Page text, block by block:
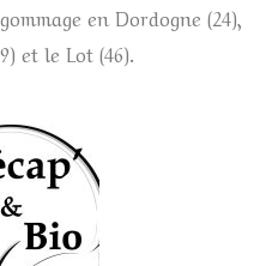
en Dordogne (24),
et le Lot (46).